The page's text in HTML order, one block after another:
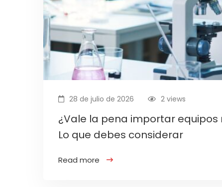
28 de julio de 2026 2 views
¿Vale la pena importar equipos
Lo que debes considerar
Read more